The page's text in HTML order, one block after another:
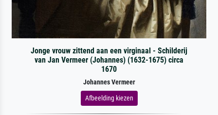
Jonge vrouw zittend aan een virginaal - Schilderij
van Jan Vermeer (Johannes) (1632-1675) circa
1670
Johannes Vermeer
Afbeelding kiezen